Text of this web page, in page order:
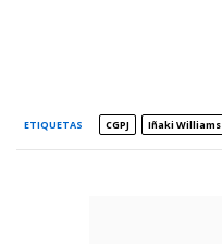
ETIQUETAS CGPJ Iñaki Williams